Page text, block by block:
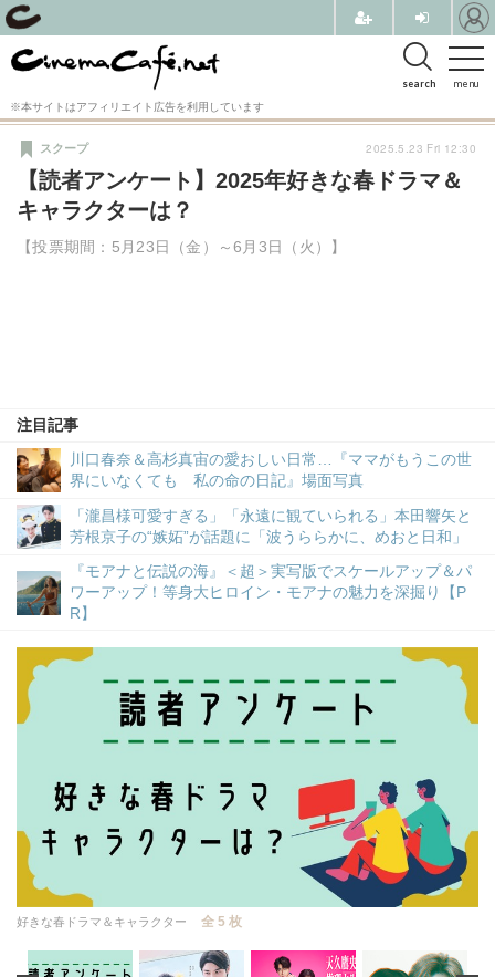
menu
search
※本サイトはアフィリエイト広告を利用しています
【読者アンケート】2025年好きな春ドラマ＆
キャラクターは？
【投票期間：5月23日（金）～6月3日（火）】
スクープ
注目記事
川口春奈＆高杉真宙の愛おしい日常…『ママがもうこの世
界にいなくても 私の命の日記』場面写真
「瀧昌様可愛すぎる」「永遠に観ていられる」本田響矢と
芳根京子の“嫉妬”が話題に「波うららかに、めおと日和」
『モアナと伝説の海』＜超＞実写版でスケールアップ＆パ
ワーアップ！等身大ヒロイン・モアナの魅力を深掘り【P
R】
2025.5.23 Fri 12:30
好きな春ドラマ＆キャラクター 全 5 枚